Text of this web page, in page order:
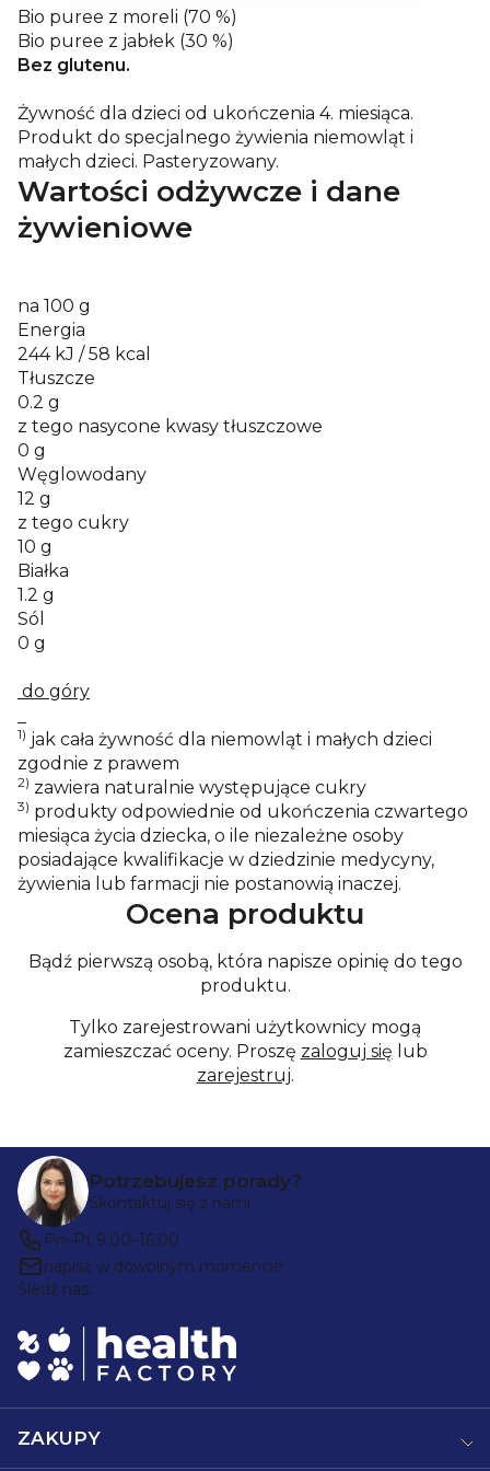
Bio puree z moreli (70 %)
Bio puree z jabłek (30 %)
Bez glutenu.
Żywność dla dzieci od ukończenia 4. miesiąca.
Produkt do specjalnego żywienia niemowląt i
małych dzieci. Pasteryzowany.
Wartości odżywcze i dane
żywieniowe
na 100 g
Energia
244 kJ / 58 kcal
Tłuszcze
0.2 g
z tego nasycone kwasy tłuszczowe
0 g
Węglowodany
12 g
z tego cukry
10 g
Białka
1.2 g
Sól
0 g
do góry
1) jak cała żywność dla niemowląt i małych dzieci
zgodnie z prawem
2) zawiera naturalnie występujące cukry
3) produkty odpowiednie od ukończenia czwartego
miesiąca życia dziecka, o ile niezależne osoby
posiadające kwalifikacje w dziedzinie medycyny,
żywienia lub farmacji nie postanowią inaczej.
Ocena produktu
Bądź pierwszą osobą, która napisze opinię do tego
produktu.
Tylko zarejestrowani użytkownicy mogą
zamieszczać oceny. Proszę zaloguj się lub
zarejestruj.
Potrzebujesz porady?
Skontaktuj się z nami
Pn–Pt 9:00–16:00
napisz w dowolnym momencie
Śledź nas:
ZAKUPY